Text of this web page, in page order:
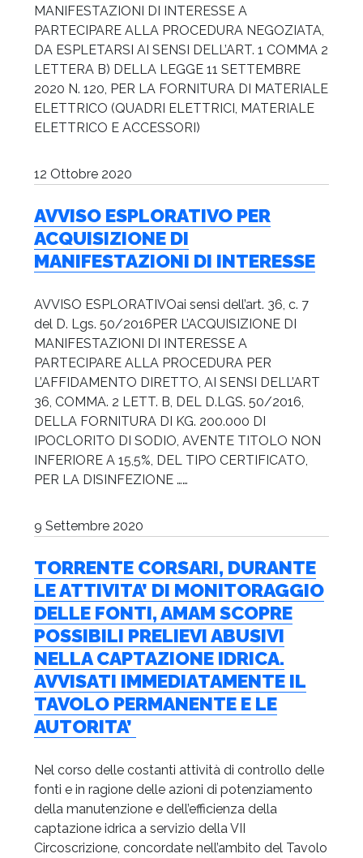
MANIFESTAZIONI DI INTERESSE A
PARTECIPARE ALLA PROCEDURA NEGOZIATA,
DA ESPLETARSI AI SENSI DELL’ART. 1 COMMA 2
LETTERA B) DELLA LEGGE 11 SETTEMBRE
2020 N. 120, PER LA FORNITURA DI MATERIALE
ELETTRICO (QUADRI ELETTRICI, MATERIALE
ELETTRICO E ACCESSORI)
12 Ottobre 2020
AVVISO ESPLORATIVO PER
ACQUISIZIONE DI
MANIFESTAZIONI DI INTERESSE
AVVISO ESPLORATIVOai sensi dell’art. 36, c. 7
del D. Lgs. 50/2016PER L’ACQUISIZIONE DI
MANIFESTAZIONI DI INTERESSE A
PARTECIPARE ALLA PROCEDURA PER
L’AFFIDAMENTO DIRETTO, AI SENSI DELL’ART
36, COMMA. 2 LETT. B, DEL D.LGS. 50/2016,
DELLA FORNITURA DI KG. 200.000 DI
IPOCLORITO DI SODIO, AVENTE TITOLO NON
INFERIORE A 15,5%, DEL TIPO CERTIFICATO,
PER LA DISINFEZIONE ……
9 Settembre 2020
TORRENTE CORSARI, DURANTE
LE ATTIVITA’ DI MONITORAGGIO
DELLE FONTI, AMAM SCOPRE
POSSIBILI PRELIEVI ABUSIVI
NELLA CAPTAZIONE IDRICA.
AVVISATI IMMEDIATAMENTE IL
TAVOLO PERMANENTE E LE
AUTORITA’
Nel corso delle costanti attività di controllo delle
fonti e in ragione delle azioni di potenziamento
della manutenzione e dell’efficienza della
captazione idrica a servizio della VII
Circoscrizione, concordate nell’ambito del Tavolo